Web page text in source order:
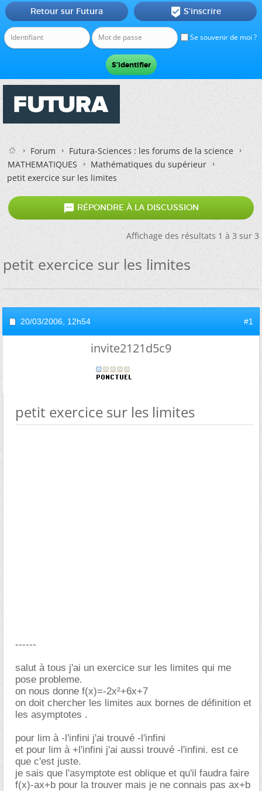
Se souvenir de moi ?
Retour sur Futura  S'inscrire
Forum
Futura-Sciences : les forums de la science
MATHEMATIQUES
Mathématiques du supérieur
petit exercice sur les limites
 RÉPONDRE À LA DISCUSSION
Affichage des résultats 1 à 3 sur 3
petit exercice sur les limites
20/03/2006, 12h54 #1
invite2121d5c9
petit exercice sur les limites
------
salut à tous j'ai un exercice sur les limites qui me
pose probleme.
on nous donne f(x)=-2x²+6x+7
on doit chercher les limites aux bornes de définition et
les asymptotes .
pour lim à -l'infini j'ai trouvé -l'infini
et pour lim à +l'infini j'ai aussi trouvé -l'infini. est ce
que c'est juste.
je sais que l'asymptote est oblique et qu'il faudra faire
f(x)-ax+b pour la trouver mais je ne connais pas ax+b